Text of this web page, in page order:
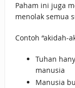
Paham ini juga
menolak semua
Contoh “akidah-
Tuhan
manusia
Manusia